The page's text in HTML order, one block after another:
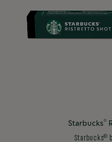
Starbucks®
Starbucks®